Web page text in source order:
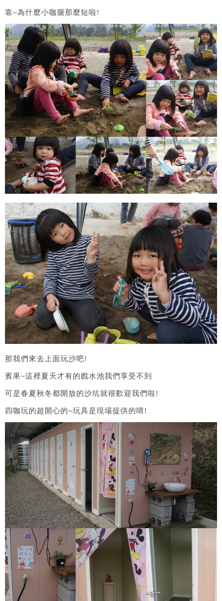
靠~為什麼小咖腿那麼短啦!
那我們來去上面玩沙吧!
賓果~這裡夏天才有的戲水池我們享受不到
可是春夏秋冬都開放的沙坑就很歡迎我們啦!
四咖玩的超開心的~玩具是現場提供的唷!